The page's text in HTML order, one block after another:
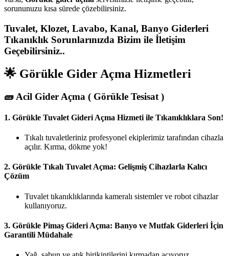
sorununuzu kısa sürede çözebilirsiniz.
Tuvalet, Klozet, Lavabo, Kanal, Banyo Giderleri
Tıkanıklık Sorunlarınızda Bizim ile İletişim
Geçebilirsiniz..
🌟 Görükle Gider Açma Hizmetleri
🧱 Acil Gider Açma ( Görükle Tesisat )
1. Görükle Tuvalet Gideri Açma Hizmeti ile Tıkanıklıklara Son!
Tıkalı tuvaletleriniz profesyonel ekiplerimiz tarafından cihazla
açılır. Kırma, dökme yok!
2. Görükle Tıkalı Tuvalet Açma: Gelişmiş Cihazlarla Kalıcı
Çözüm
Tuvalet tıkanıklıklarında kameralı sistemler ve robot cihazlar
kullanıyoruz.
3. Görükle Pimaş Gideri Açma: Banyo ve Mutfak Giderleri İçin
Garantili Müdahale